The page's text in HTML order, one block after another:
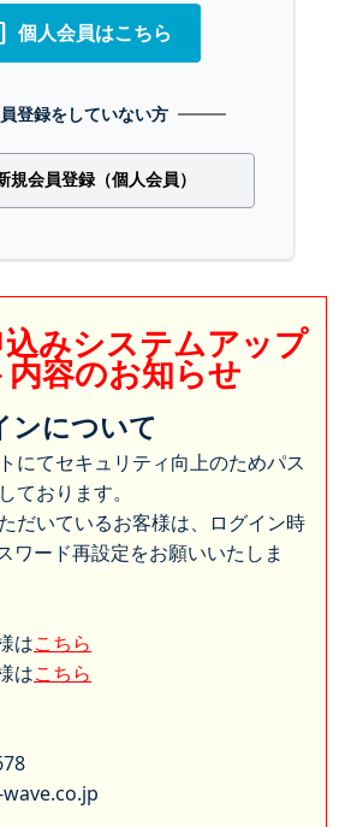
個人会員はこちら
登録をしていない方
規会員登録（個人会員）
込みシステムアップ
容のお知らせ
について
にてセキュリティ向上のためパス
ております。
だいているお客様は、ログイン時
ワード再設定をお願いいたしま
はこちら
はこちら